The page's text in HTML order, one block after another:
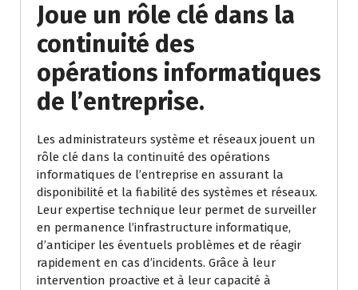
Joue un rôle clé dans la
continuité des
opérations informatiques
de l’entreprise.
Les administrateurs système et réseaux jouent un
rôle clé dans la continuité des opérations
informatiques de l’entreprise en assurant la
disponibilité et la fiabilité des systèmes et réseaux.
Leur expertise technique leur permet de surveiller
en permanence l’infrastructure informatique,
d’anticiper les éventuels problèmes et de réagir
rapidement en cas d’incidents. Grâce à leur
intervention proactive et à leur capacité à